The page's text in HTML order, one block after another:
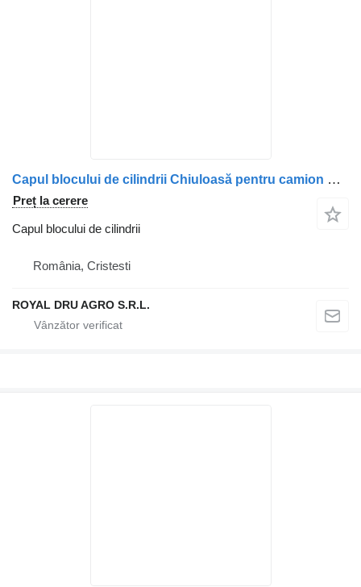
Capul blocului de cilindrii Chiuloasă pentru camion Scania 14662 1827406
Preț la cerere
Capul blocului de cilindrii
România, Cristesti
ROYAL DRU AGRO S.R.L.